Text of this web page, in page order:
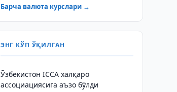
Барча валюта курслари →
ЭНГ КЎП ЎҚИЛГАН
Ўзбекистон ICCA халқаро
ассоциациясига аъзо бўлди